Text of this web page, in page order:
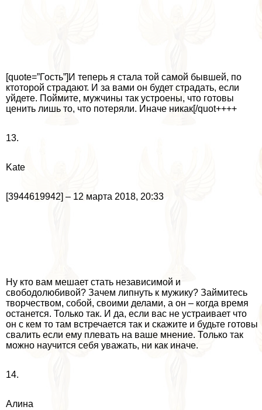
[quote=”Гость”]И теперь я стала той самой бывшей, по
ктоторой страдают. И за вами он будет страдать, если
уйдете. Поймите, мужчины так устроены, что готовы
ценить лишь то, что потеряли. Иначе никак[/quot++++
13.
Kate
[3944619942] – 12 марта 2018, 20:33
Ну кто вам мешает стать независимой и
свободолюбивой? Зачем липнуть к мужику? Займитесь
творчеством, собой, своими делами, а он – когда время
останется. Только так. И да, если вас не устраивает что
он с кем то там встречается так и скажите и будьте готовы
свалить если ему плевать на ваше мнение. Только так
можно научится себя уважать, ни как иначе.
14.
Алина